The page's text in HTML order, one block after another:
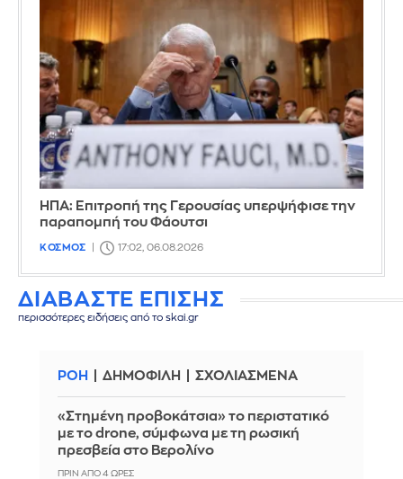
ΗΠΑ: Επιτροπή της Γερουσίας υπερψήφισε την
παραπομπή του Φάουτσι
ΚΟΣΜΟΣ 17:02, 06.08.2026
ΔΙΑΒΑΣΤΕ ΕΠΙΣΗΣ
περισσότερες ειδήσεις από το skai.gr
ΡΟΗ ΔΗΜΟΦΙΛΗ ΣΧΟΛΙΑΣΜΕΝΑ
«Στημένη προβοκάτσια» το περιστατικό
με το drone, σύμφωνα με τη ρωσική
πρεσβεία στο Βερολίνο
ΠΡΙΝ ΑΠΌ 4 ΏΡΕΣ